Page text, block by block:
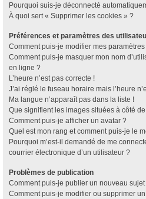
Pourquoi suis-je déconnecté
À quoi sert « Supprimer les cookies » ?
Préférences et paramètres des
Comment puis-je modifier mes paramètres
Comment puis-je masquer mon nom
en ligne ?
L’heure n’est pas correcte !
J’ai réglé le fuseau horaire mais l’heure
Ma langue n’apparaît pas dans la liste !
Que signifient les images situées à côté
Comment puis-je afficher un avatar ?
Quel est mon rang et comment puis-je le
Pourquoi m’est-il demandé de me
courrier électronique d’un utilisateur ?
Problèmes de publication
Comment puis-je publier un nouveau
Comment puis-je modifier ou supprimer